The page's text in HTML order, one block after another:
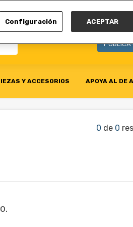
PUBLICA
Y ACCESORIOS APOYA AL DE
0 de 0
Configuración ACEPTAR